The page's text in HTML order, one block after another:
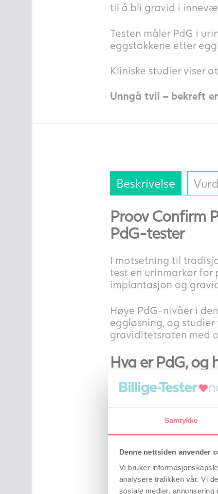
Samtykke
Denne nettsiden anvender
Vi bruker
analysere trafikken vår. Vi
sosiale medier,
til å bli gravid i
Testen måler PdG i
eggstokkene etter
Kliniske studier viser
Unngå tvil – bekreft
Beskrivelse
Proov Confirm
PdG-tester
I motsetning til
test en urinmarkør for
implantasjon og
Høye PdG-nivåer i
eggløsning, og
graviditetsraten med
Hva er PdG, og
PdG er en markør
Vedvarende høye
Proov PdG-test
om nivåene stiger
eggløsning.